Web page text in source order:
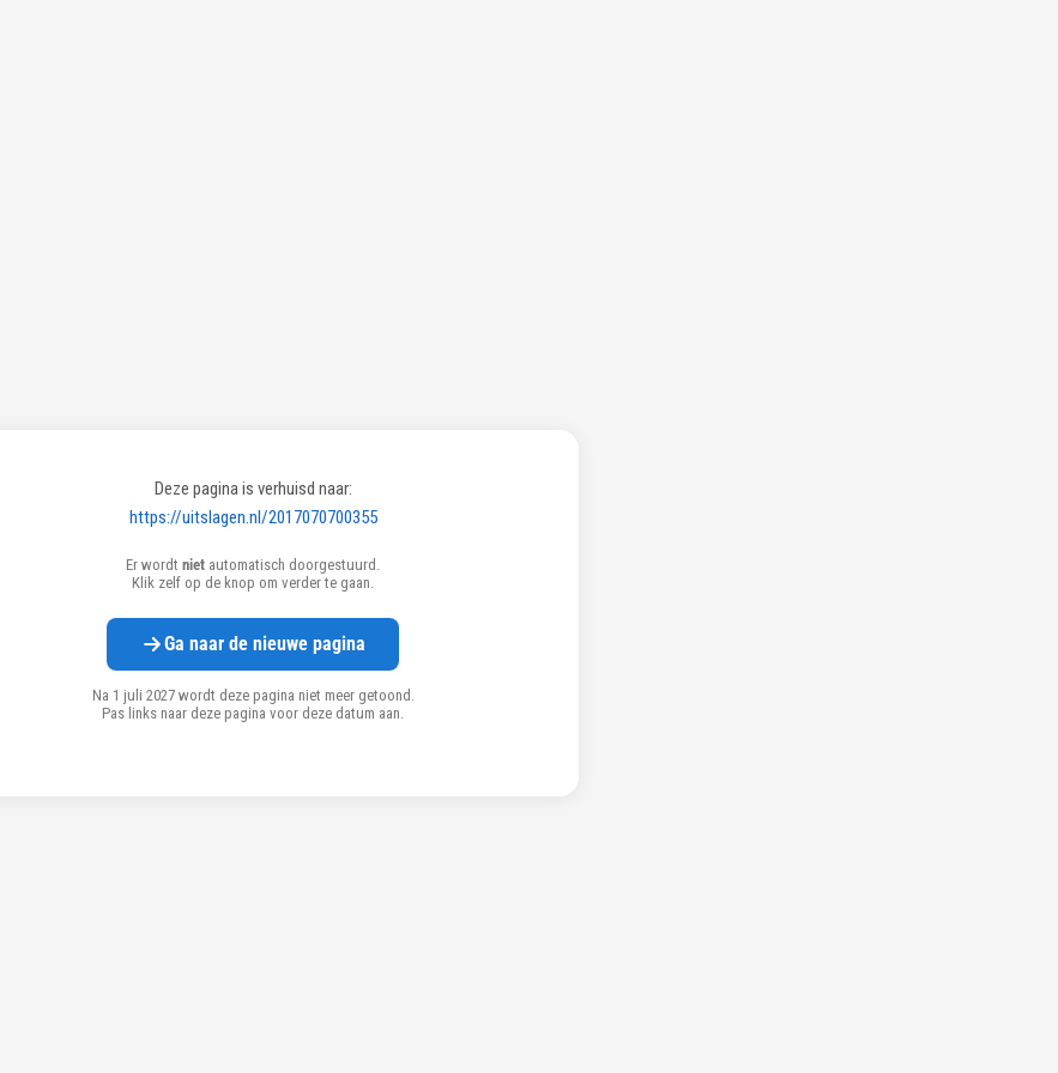
Deze pagina is verhuisd naar:
https://uitslagen.nl/2017070700355
Er wordt niet automatisch doorgestuurd.
Klik zelf op de knop om verder te gaan.
Ga naar de nieuwe pagina
Na 1 juli 2027 wordt deze pagina niet meer getoond.
Pas links naar deze pagina voor deze datum aan.